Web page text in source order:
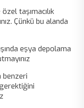
taşımacılık
Çünkü bu alanda
eşya depolama
benzeri